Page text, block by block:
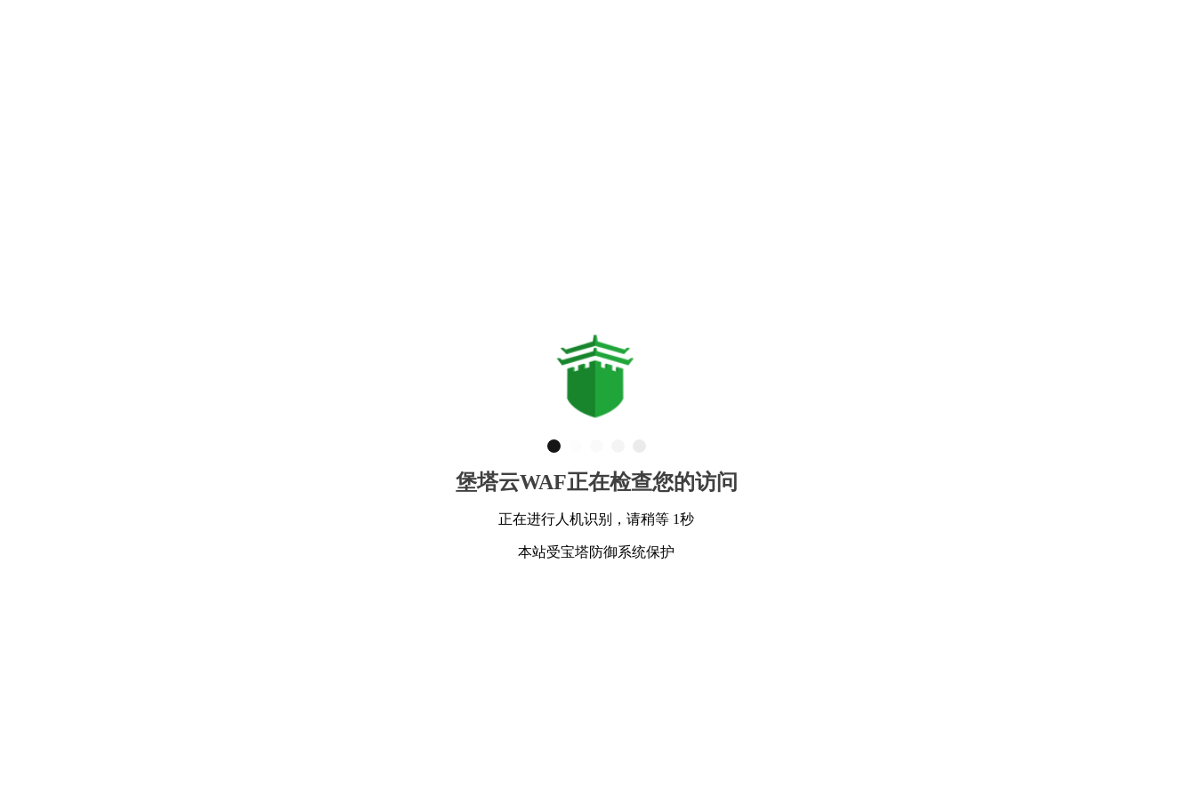
堡塔云WAF正在检查您的访问
正在进行人机识别，请稍等 1秒
本站受宝塔防御系统保护